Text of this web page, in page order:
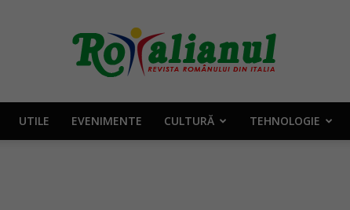
Rotalianul
UTILE EVENIMENTE CULTURĂ TEHNOLOGIE